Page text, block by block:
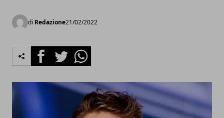
di Redazione21/02/2022
FacebookTwitterWhatsapp